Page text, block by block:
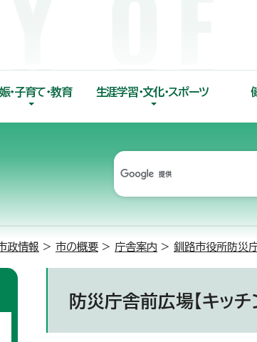
・子育て・教育 生涯学習・文化・スポーツ
政情報 > 市の概要 > 庁舎案内 > 釧路市役所防災
防災庁舎前広場【キッチ